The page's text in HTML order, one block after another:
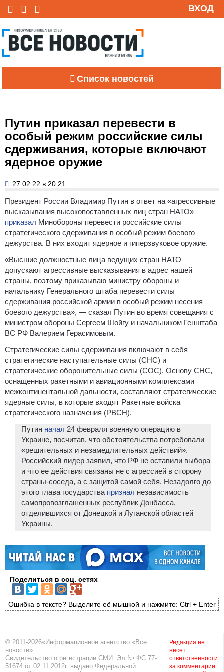
ВХОД
Список новостей
Путин приказал перевести в
особый режим российские силы
сдерживания, которые включают
ядерное оружие
27.02.22 в 20:21
Президент России Владимир Путин в ответ на «агрессивные
высказывания высокопоставленных лиц стран НАТО»
приказал Минобороны перевести российские силы
стратегического сдерживания в особый режим боевого
дежурства. В них входит ядерное и гиперзвуковое оружие.
«Высшие должностные лица ведущих стран НАТО
допускают агрессивные высказывания в адрес нашей
страны, поэтому приказываю министру обороны и
начальнику Генерального штаба перевести силы
сдерживания российской армии в особый режим несения
боевого дежурства», — сказал Путин во время совещания с
министром обороны Сергеем Шойгу и начальником Генштаба
ВС РФ Валерием Герасимовым.
Стратегические силы сдерживания включают в себя
стратегические наступательные силы (СНС) и
стратегические оборонительные силы (СОС). Основу СНС,
оснащенных ракетными и авиационными комплексами
межконтинентальной дальности, составляют стратегические
ядерные силы, в которые входят Ракетные войска
стратегического назначения (РВСН).
Путин начал 24 февраля военную операцию в
Украине, посчитав, что обстоятельства потребовали
«решительных и незамедлительных действий».
Российский лидер заявил, что РФ не оставили выбора
и что ее действия связаны не с агрессией в сторону
страны-соседа, а с защитой самой себя. Незадолго до
этого глава государства признал независимость
самопровозглашенных республик Донбасса,
отделившихся от Донецкой и Луганской областей
Украины.
Поделиться в соц. сетях
Ошибка в тексте? Выделите её мышкой и нажмите: Ctrl + Enter
© 2011-2026«Информационное агентство «Все
новости»
Свидетельство о регистрации СМИ: Эл № ФС 77-
51674 от 02.11.2012г. выдано Федеральной
Редакция не
несет
ответственности
за комментарии